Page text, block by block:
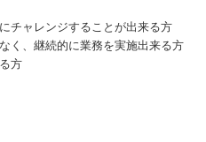
チャレンジすることが出来る方
く、継続的に業務を実施出来る方
方